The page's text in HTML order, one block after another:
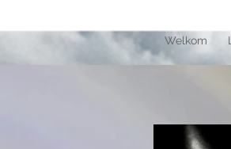
Welkom